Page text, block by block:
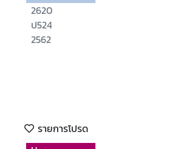
2620
ป524
2562
รายการโปรด